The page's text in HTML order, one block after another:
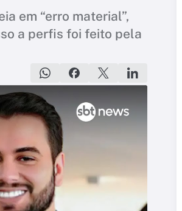
em “erro material”,
a perfis foi feito pela